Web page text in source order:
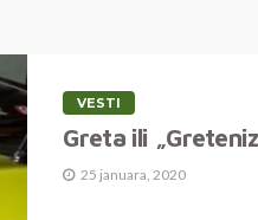
VESTI
Greta ili
25 januara, 2020